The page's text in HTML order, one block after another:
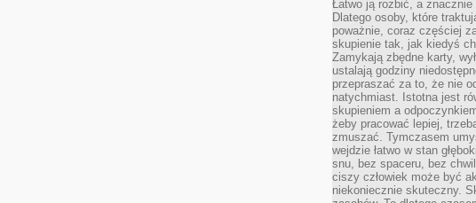
Łatwo ją rozbić, a znacznie
Dlatego osoby, które
poważnie, coraz częściej
skupienie tak, jak kiedyś
Zamykają zbędne karty,
ustalają godziny
przepraszać za to, że nie
natychmiast. Istotna jest
skupieniem a
żeby pracować lepiej,
zmuszać. Tymczasem
wejdzie łatwo w stan
snu, bez spaceru, bez
ciszy człowiek może być
niekoniecznie skuteczny.